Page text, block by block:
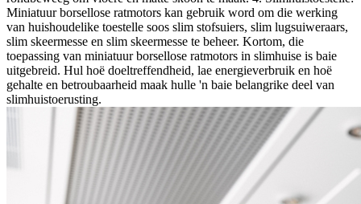
Miniatuur borsellose ratmotors kan gebruik word om die werking
van huishoudelike toestelle soos slim stofsuiers, slim lugsuiweraars,
slim skeermesse en slim skeermesse te beheer. Kortom, die
toepassing van miniatuur borsellose ratmotors in slimhuise is baie
uitgebreid. Hul hoë doeltreffendheid, lae energieverbruik en hoë
gehalte en betroubaarheid maak hulle 'n baie belangrike deel van
slimhuistoerusting.